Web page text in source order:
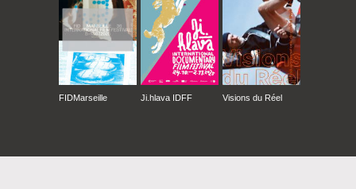
FIDMarseille Ji.hlava IDFF Visions du Réel